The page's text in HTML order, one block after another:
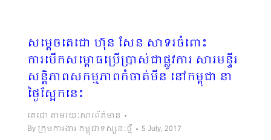
សម្តេចតេជោ ហ៊ុន សែន សាទរចំពោះ
ការបើកសម្ពោធប្រើប្រាស់ជាផ្លូវការ សារមន្ទីរ
សន្តិភាពសកម្មភាពកំចាត់មីន នៅកម្ពុជា នា
ថ្ងៃស្អែកនេះ
តេជោ តាមរយៈសារព័ត៌មាន
By ក្រុមការងារ កម្ពុជាទស្សនៈថ្មី 5 July, 2017